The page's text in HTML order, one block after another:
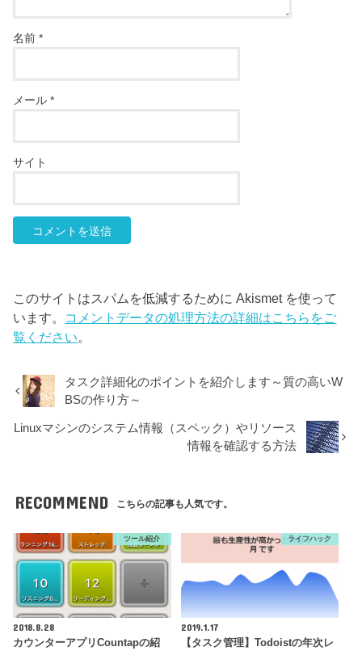
名前*
メール*
サイト
このサイトはスパムを低減するために Akismet を使って
います。 コメントデータの処理方法の詳細はこちらをご
覧ください。
タスク詳細化のポイントを紹介します～質の高いW
BSの作り方～
Linuxマシンのシステム情報（スペック）やリソース
情報を確認する方法
RECOMMEND こちらの記事も人気です。
ツール紹介
2018.8.28
カウンターアプリCountapの紹
ライフハック
2019.1.17
【タスク管理】Todoistの年次レ